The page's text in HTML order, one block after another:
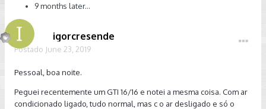
9 months later...
igorcresende
Postado June 23, 2019
Pessoal, boa noite.
Peguei recentemente um GTI 16/16 e notei a mesma coisa. Com ar
condicionado ligado, tudo normal, mas c o ar desligado e só o